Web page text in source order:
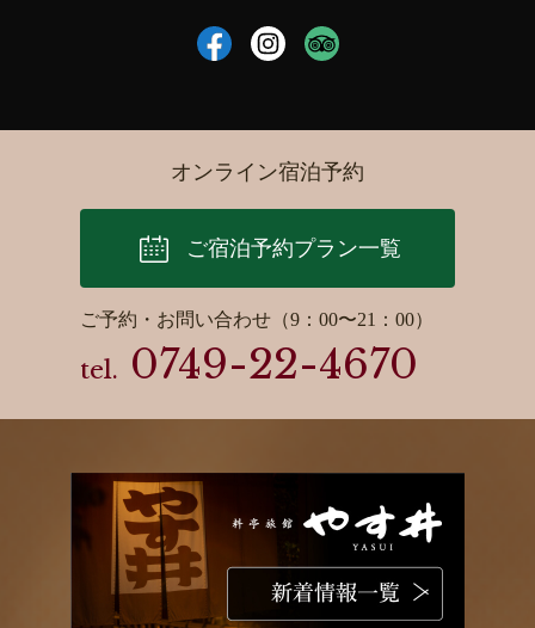
オンライン宿泊予約
ご宿泊予約プラン一覧
ご予約・お問い合わせ（9：00〜21：00）
tel. 0749-22-4670